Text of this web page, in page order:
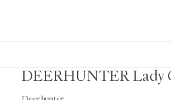
DEERHUNTER Lady